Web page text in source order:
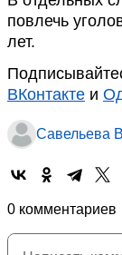
повлечь
лет.
ВКонтакте и
Савельева
0 комментариев